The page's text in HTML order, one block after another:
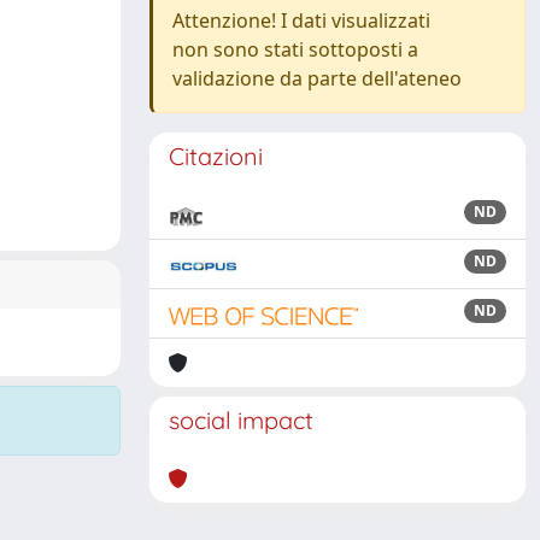
Attenzione! I dati visualizzati
non sono stati sottoposti a
validazione da parte dell'ateneo
Citazioni
ND
ND
ND
social impact